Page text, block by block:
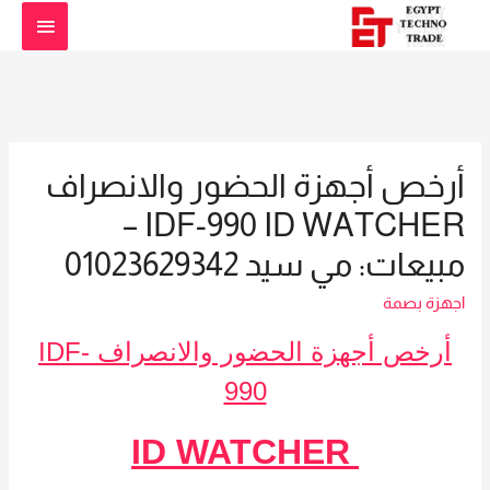
أرخص أجهزة الحضور والانصراف
IDF-990 ID WATCHER –
مبيعات: مي سيد 01023629342
اجهزة بصمة
أرخص أجهزة الحضور والانصراف IDF-
990
ID WATCHER